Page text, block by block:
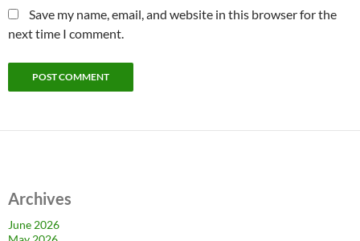
Save my name, email, and website in this browser for the
next time I comment.
Archives
June 2026